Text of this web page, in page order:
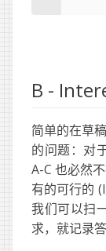
B -
简单的在草
的问题：对
A-C 也必然
有的可行的
我们可以扫
求，就记录